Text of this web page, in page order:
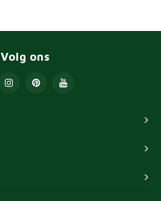
Volg ons